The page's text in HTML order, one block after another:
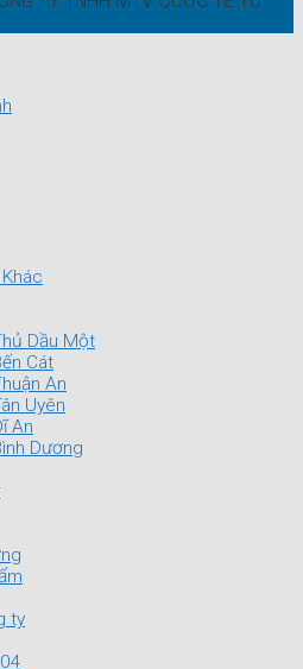
Dầu Một
Cát
An
Uyên
An
Dương
ty